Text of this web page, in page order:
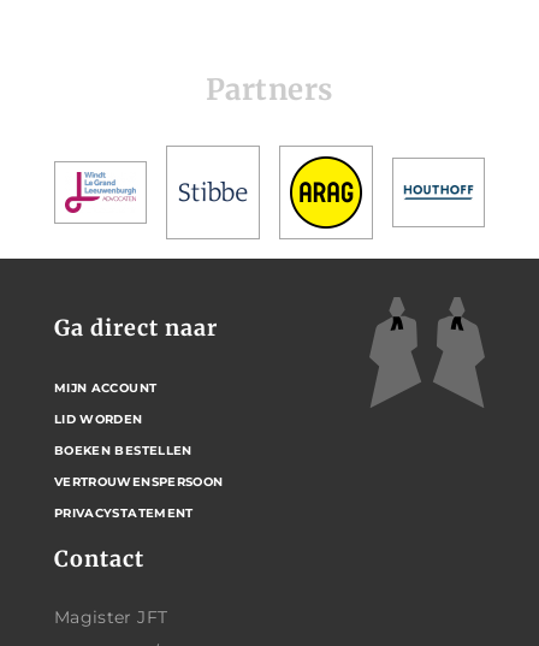
Partners
Contact
Magister JFT
Ga direct naar
MIJN ACCOUNT
LID WORDEN
BOEKEN BESTELLEN
VERTROUWENSPERSOON
PRIVACYSTATEMENT